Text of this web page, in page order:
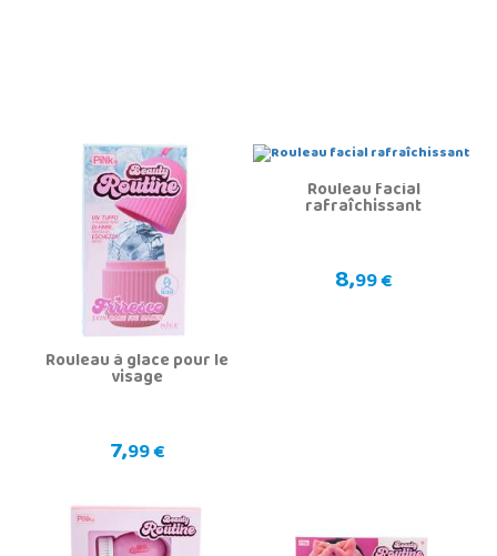
Rouleau à glace pour le
visage
7,99 €
Rouleau facial
rafraîchissant
8,99 €